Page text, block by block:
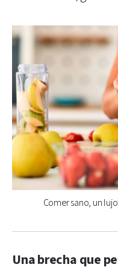
Comer sano, un
Una brecha que